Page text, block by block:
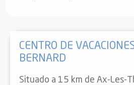
CENTRO DE
BERNARD
Situado a 15 km de Ax-Les-